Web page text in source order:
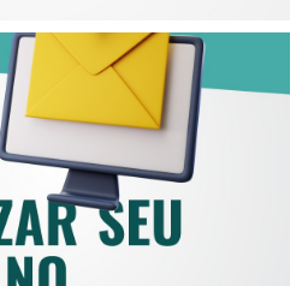
SEU E-
CREFITO-7